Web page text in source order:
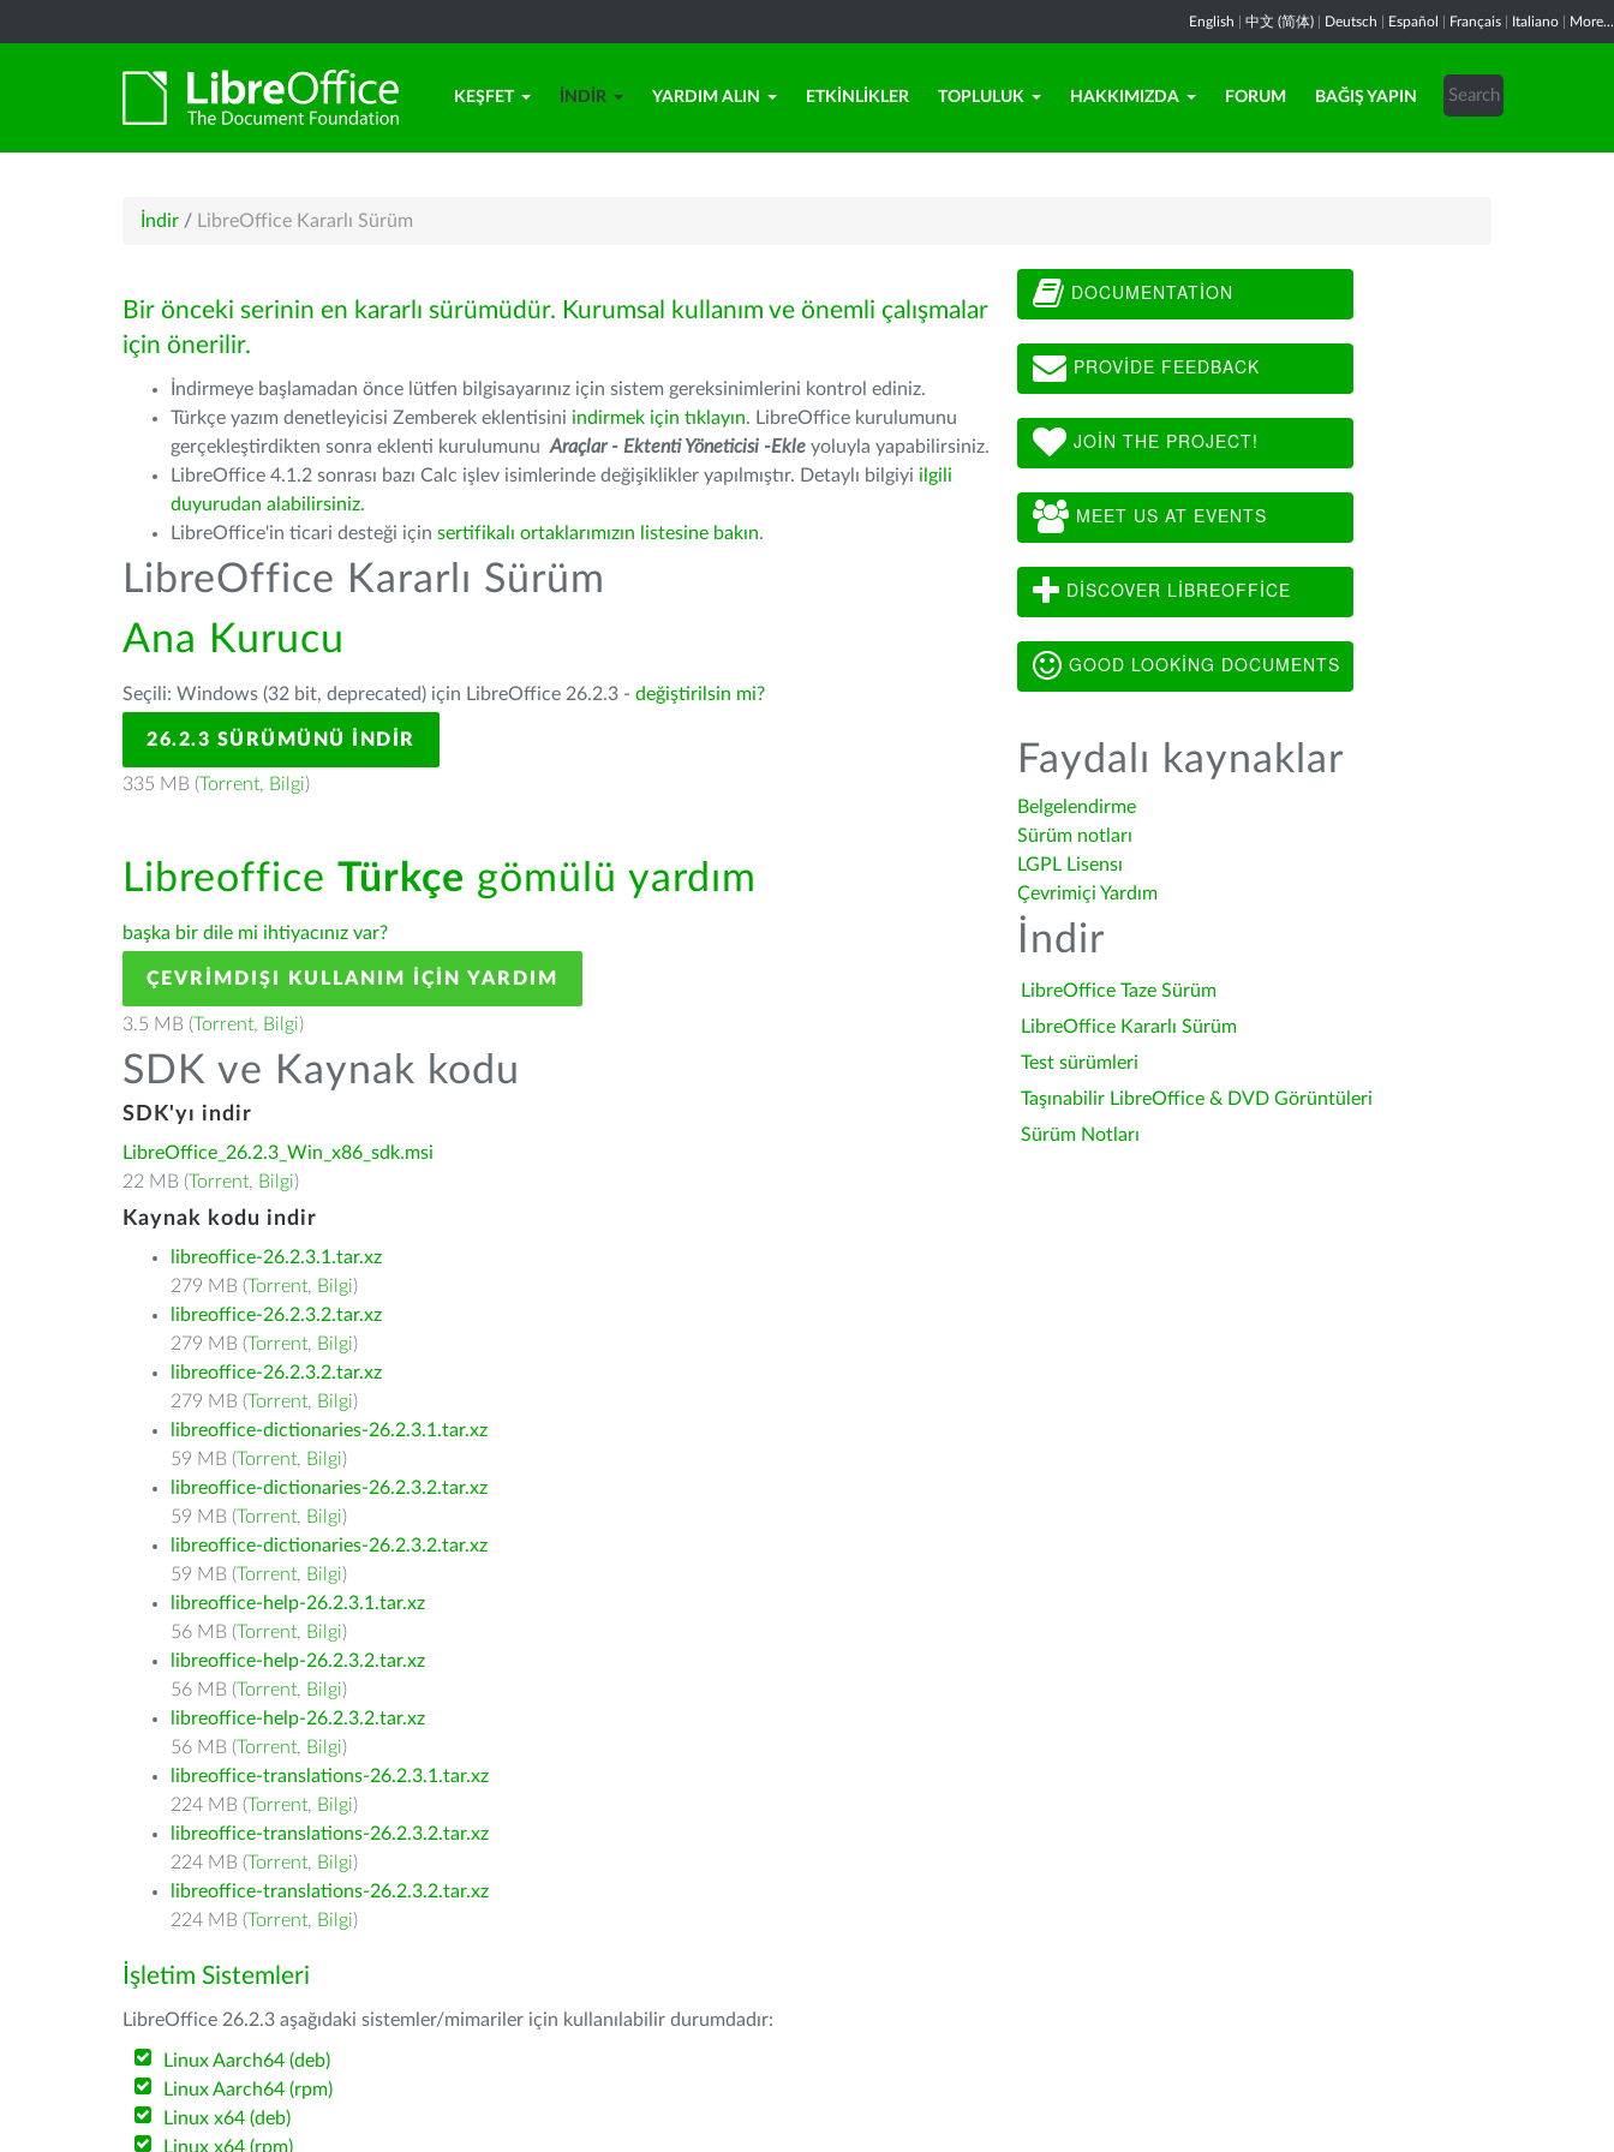
English 中文 (简体) Deutsch Español Français Italiano More...
KEŞFET İNDIR YARDIM ALIN ETKINLIKLER TOPLULUK HAKKIMIZDA FORUM BAĞIŞ YAPIN
İndir / LibreOffice Kararlı Sürüm
Bir önceki serinin en kararlı sürümüdür. Kurumsal kullanım ve önemli çalışmalar
için önerilir.
İndirmeye başlamadan önce lütfen bilgisayarınız için sistem gereksinimlerini kontrol ediniz.
Türkçe yazım denetleyicisi Zemberek eklentisini indirmek için tıklayın. LibreOffice kurulumunu
gerçekleştirdikten sonra eklenti kurulumunu Araçlar - Ektenti Yöneticisi -Ekle yoluyla yapabilirsiniz.
LibreOffice 4.1.2 sonrası bazı Calc işlev isimlerinde değişiklikler yapılmıştır. Detaylı bilgiyi ilgili
duyurudan alabilirsiniz.
LibreOffice'in ticari desteği için sertifikalı ortaklarımızın listesine bakın.
LibreOffice Kararlı Sürüm
Ana Kurucu
Seçili: Windows (32 bit, deprecated) için LibreOffice 26.2.3 - değiştirilsin mi?
26.2.3 SÜRÜMÜNÜ İNDIR
335 MB (Torrent, Bilgi)
Libreoffice Türkçe gömülü yardım
başka bir dile mi ihtiyacınız var?
ÇEVRIMDIŞI KULLANIM IÇIN YARDIM
3.5 MB (Torrent, Bilgi)
SDK ve Kaynak kodu
SDK'yı indir
LibreOffice_26.2.3_Win_x86_sdk.msi
22 MB (Torrent, Bilgi)
Kaynak kodu indir
libreoffice-26.2.3.1.tar.xz
279 MB (Torrent, Bilgi)
libreoffice-26.2.3.2.tar.xz
279 MB (Torrent, Bilgi)
libreoffice-26.2.3.2.tar.xz
279 MB (Torrent, Bilgi)
libreoffice-dictionaries-26.2.3.1.tar.xz
59 MB (Torrent, Bilgi)
libreoffice-dictionaries-26.2.3.2.tar.xz
59 MB (Torrent, Bilgi)
libreoffice-dictionaries-26.2.3.2.tar.xz
59 MB (Torrent, Bilgi)
libreoffice-help-26.2.3.1.tar.xz
56 MB (Torrent, Bilgi)
libreoffice-help-26.2.3.2.tar.xz
56 MB (Torrent, Bilgi)
libreoffice-help-26.2.3.2.tar.xz
56 MB (Torrent, Bilgi)
libreoffice-translations-26.2.3.1.tar.xz
224 MB (Torrent, Bilgi)
libreoffice-translations-26.2.3.2.tar.xz
224 MB (Torrent, Bilgi)
libreoffice-translations-26.2.3.2.tar.xz
224 MB (Torrent, Bilgi)
İşletim Sistemleri
LibreOffice 26.2.3 aşağıdaki sistemler/mimariler için kullanılabilir durumdadır:
Linux Aarch64 (deb)
Linux Aarch64 (rpm)
Linux x64 (deb)
Linux x64 (rpm)
DOCUMENTATION
PROVIDE FEEDBACK
JOIN THE PROJECT!
MEET US AT EVENTS
DISCOVER LIBREOFFICE
GOOD LOOKING DOCUMENTS
Faydalı kaynaklar
Belgelendirme
Sürüm notları
LGPL Lisensı
Çevrimiçi Yardım
İndir
LibreOffice Taze Sürüm
LibreOffice Kararlı Sürüm
Test sürümleri
Taşınabilir LibreOffice & DVD Görüntüleri
Sürüm Notları